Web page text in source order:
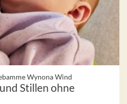
Wynona Wind
Stillen ohne